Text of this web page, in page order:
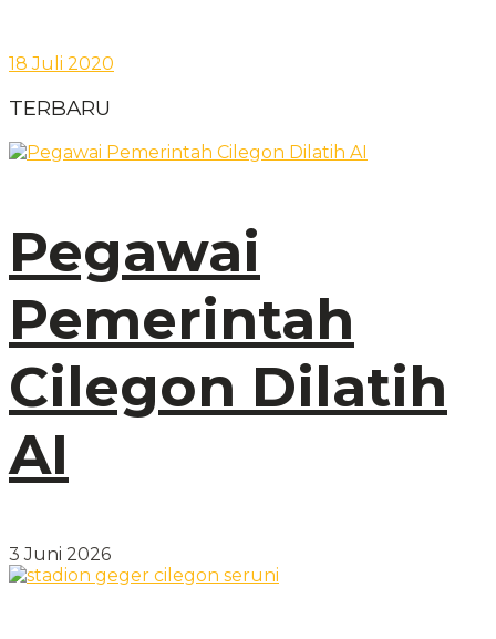
18 Juli 2020
TERBARU
Pegawai
Pemerintah
Cilegon Dilatih
AI
3 Juni 2026